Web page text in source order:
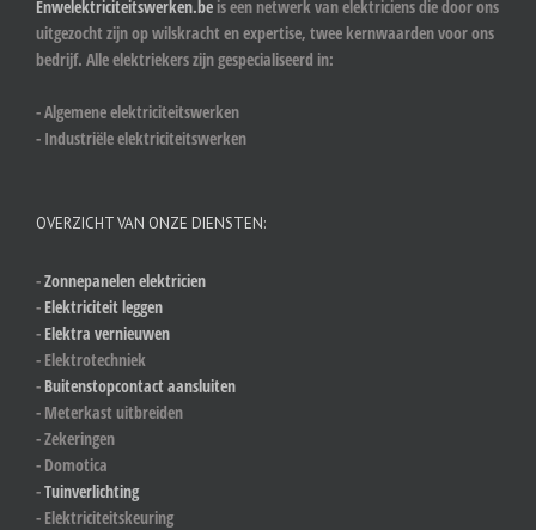
Enwelektriciteitswerken.be is een netwerk van elektriciens die door ons
uitgezocht zijn op wilskracht en expertise, twee kernwaarden voor ons
bedrijf. Alle elektriekers zijn gespecialiseerd in:
- Algemene elektriciteitswerken
- Industriële elektriciteitswerken
OVERZICHT VAN ONZE DIENSTEN:
-Zonnepanelen elektricien
- Elektriciteit leggen
- Elektra vernieuwen
- Elektrotechniek
- Buitenstopcontact aansluiten
- Meterkast uitbreiden
- Zekeringen
- Domotica
-Tuinverlichting
- Elektriciteitskeuring